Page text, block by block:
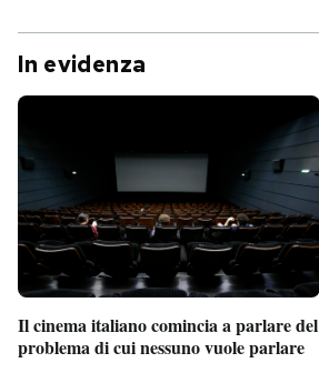
In evidenza
Il cinema italiano comincia a parlare del
problema di cui nessuno vuole parlare